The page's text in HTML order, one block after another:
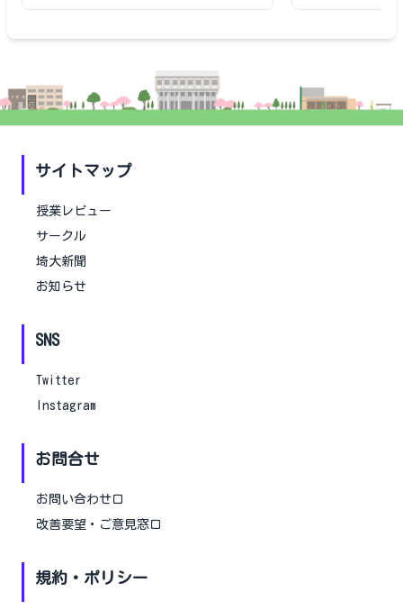
サイトマップ
授業レビュー
サークル
埼大新聞
お知らせ
SNS
Twitter
Instagram
お問合せ
お問い合わせ口
改善要望・ご意見窓口
規約・ポリシー